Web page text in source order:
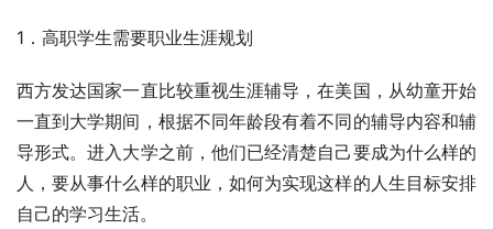
1．高职学生需要职业生涯规划
西方发达国家一直比较重视生涯辅导，在美国，从幼童开始
一直到大学期间，根据不同年龄段有着不同的辅导内容和辅
导形式。进入大学之前，他们已经清楚自己要成为什么样的
人，要从事什么样的职业，如何为实现这样的人生目标安排
自己的学习生活。